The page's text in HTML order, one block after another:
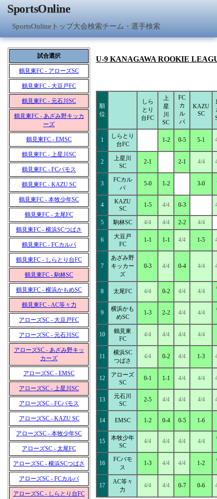
SportsOnline
SportsOnlineトップ大会検索チーム・選手検索
試合選択
鶴見東FC - アローズSC
鶴見東FC - 大豆戸FC
鶴見東FC - 元石川SC
鶴見東FC - あざみ野キッカ
ーズ
鶴見東FC - EMSC
鶴見東FC - 上星川SC
鶴見東FC - FCバモス
鶴見東FC - KAZU SC
鶴見東FC - 本牧少年SC
鶴見東FC - 太尾FC
鶴見東FC - 横浜SCつばさ
鶴見東FC - FCカルパ
鶴見東FC - しらとり台FC
鶴見東FC - 駒林SC
鶴見東FC - 横浜かもめSC
鶴見東FC - AC等々力
アローズSC - 大豆戸FC
アローズSC - 元石川SC
アローズSC - あざみ野キッ
カーズ
アローズSC - EMSC
アローズSC - 上星川SC
アローズSC - FCバモス
アローズSC - KAZU SC
アローズSC - 本牧少年SC
アローズSC - 太尾FC
アローズSC - 横浜SCつばさ
アローズSC - FCカルパ
アローズSC - しらとり台FC
U-9 KANAGAWA ROOKIE
順
位
しら
とり
台FC
上
星
川
SC
FC
カ
ル
パ
KAZU
SC
1
しらとり
台FC
1-2 0-5 5-1
2
上星川
SC
2-1 2-1 4/4
3
FCカル
パ
5-0 1-2 3-0
4
KAZU
SC
1-5 4/4 0-3
5 駒林SC 4/4 4/4 2-2 4/4
6
大豆戸
FC
1-1 1-1 4/4 1-5
7
あざみ野
キッカー
ズ
0-3 4/4 0-4 4/4
8 太尾FC 4/4 0-2 4/4 4/4
9
横浜かも
めSC
1-3 2-2 4/4 4/4
10
鶴見東
FC
4/4 4/4 4/4 4/4
11
横浜SC
つばさ
4/4 0-2 4/4 1-3
12
アローズ
SC
0-1 1-1 4/4 4/4
13
元石川
SC
2-5 4/4 4/4 4/4
14 EMSC 1-2 0-4 0-5 1-6
15
本牧少年
SC
4/4 4/4 4/4 4/4
16
FCバモ
ス
1-3 4/4 4/4 1-2
17
AC等々
力
4/4 4/4 0-7 0-6